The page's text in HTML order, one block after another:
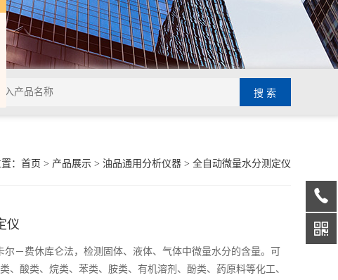
： 首页 > 产品展示> 油品通用分析仪器> 全自动微量水分测定仪
仪
尔－费休库仑法，检测固体、液体、气体中微量水分的含量。可
、酸类、烷类、苯类、胺类、有机溶剂、酚类、药原料等化工、